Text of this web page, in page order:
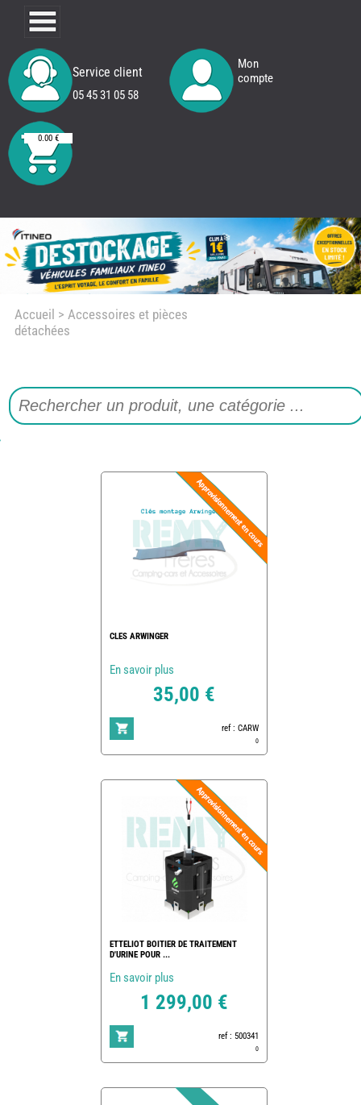
Service client
05 45 31 05 58
Mon
compte
0.00 €
Accueil > Accessoires et pièces
détachées
CLES ARWINGER
En savoir plus
35,00 €
ref : CARW
0
ETTELIOT BOITIER DE TRAITEMENT
D'URINE POUR ...
En savoir plus
1 299,00 €
ref : 500341
0